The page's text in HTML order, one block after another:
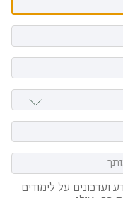
ועדכונים על לימודים